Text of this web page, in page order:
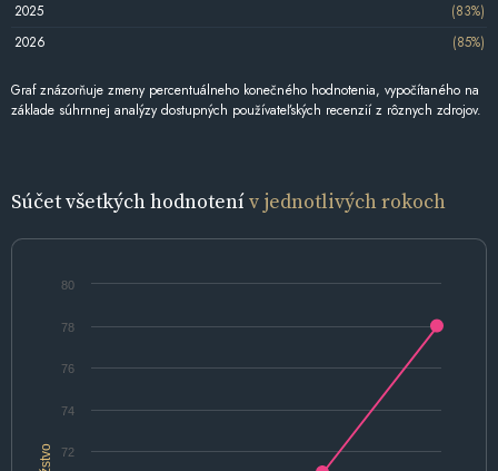
2025
(83%)
2026
(85%)
Graf znázorňuje zmeny percentuálneho konečného hodnotenia, vypočítaného na
základe súhrnnej analýzy dostupných používateľských recenzií z rôznych zdrojov.
Súčet všetkých hodnotenív jednotlivých rokoch
72
74
76
78
80